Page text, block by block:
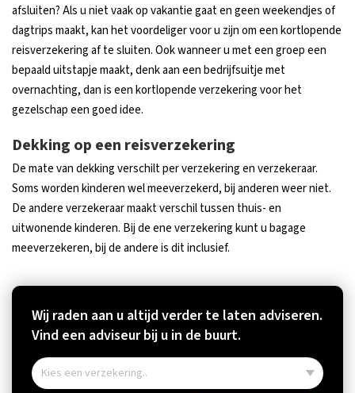
afsluiten? Als u niet vaak op vakantie gaat en geen weekendjes of
dagtrips maakt, kan het voordeliger voor u zijn om een kortlopende
reisverzekering af te sluiten. Ook wanneer u met een groep een
bepaald uitstapje maakt, denk aan een bedrijfsuitje met
overnachting, dan is een kortlopende verzekering voor het
gezelschap een goed idee.
Dekking op een reisverzekering
De mate van dekking verschilt per verzekering en verzekeraar.
Soms worden kinderen wel meeverzekerd, bij anderen weer niet.
De andere verzekeraar maakt verschil tussen thuis- en
uitwonende kinderen. Bij de ene verzekering kunt u bagage
meeverzekeren, bij de andere is dit inclusief.
Wij raden aan u altijd verder te laten adviseren.
Vind een adviseur bij u in de buurt.